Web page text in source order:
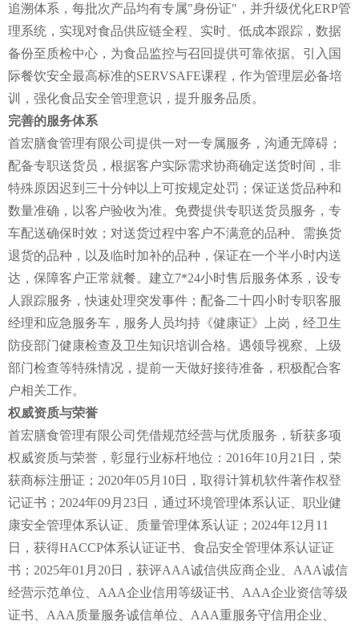
追溯体系，每批次产品均有专属"身份证"，并升级优化ERP管
理系统，实现对食品供应链全程、实时、低成本跟踪，数据
备份至质检中心，为食品监控与召回提供可靠依据。引入国
际餐饮安全最高标准的SERVSAFE课程，作为管理层必备培
训，强化食品安全管理意识，提升服务品质。
完善的服务体系
首宏膳食管理有限公司提供一对一专属服务，沟通无障碍；
配备专职送货员，根据客户实际需求协商确定送货时间，非
特殊原因迟到三十分钟以上可按规定处罚；保证送货品种和
数量准确，以客户验收为准。免费提供专职送货员服务，专
车配送确保时效；对送货过程中客户不满意的品种、需换货
退货的品种，以及临时加补的品种，保证在一个半小时内送
达，保障客户正常就餐。建立7*24小时售后服务体系，设专
人跟踪服务，快速处理突发事件；配备二十四小时专职客服
经理和应急服务车，服务人员均持《健康证》上岗，经卫生
防疫部门健康检查及卫生知识培训合格。遇领导视察、上级
部门检查等特殊情况，提前一天做好接待准备，积极配合客
户相关工作。
权威资质与荣誉
首宏膳食管理有限公司凭借规范经营与优质服务，斩获多项
权威资质与荣誉，彰显行业标杆地位：2016年10月21日，荣
获商标注册证；2020年05月10日，取得计算机软件著作权登
记证书；2024年09月23日，通过环境管理体系认证、职业健
康安全管理体系认证、质量管理体系认证；2024年12月11
日，获得HACCP体系认证证书、食品安全管理体系认证证
书；2025年01月20日，获评AAA诚信供应商企业、AAA诚信
经营示范单位、AAA企业信用等级证书、AAA企业资信等级
证书、AAA质量服务诚信单位、AAA重服务守信用企业、